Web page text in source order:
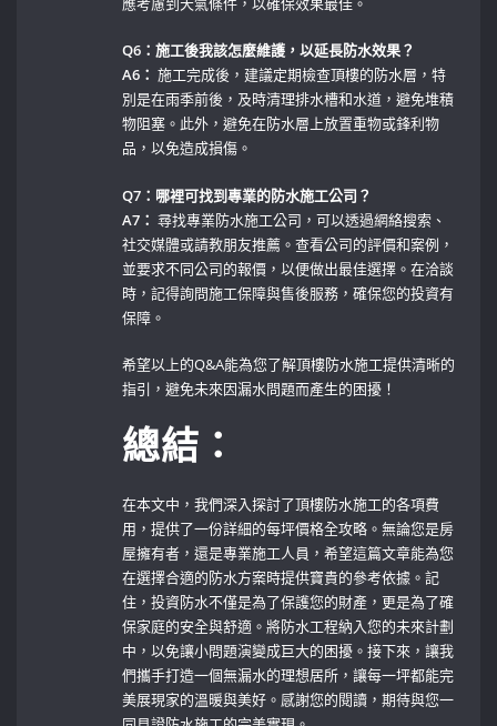
Q6：施工後我該怎麼維護，以延長防水效果？
A6： 施工完成後，建議定期檢查頂樓的防水層，特
別是在雨季前後，及時清理排水槽和水道，避免堆積
物阻塞。此外，避免在防水層上放置重物或鋒利物
品，以免造成損傷。
Q7：哪裡可找到專業的防水施工公司？
A7： 尋找專業防水施工公司，可以透過網絡搜索、
社交媒體或請教朋友推薦。查看公司的評價和案例，
並要求不同公司的報價，以便做出最佳選擇。在洽談
時，記得詢問施工保障與售後服務，確保您的投資有
保障。
希望以上的Q&A能為您了解頂樓防水施工提供清晰的
指引，避免未來因漏水問題而產生的困擾！
總結：
在本文中，我們深入探討了頂樓防水施工的各項費
用，提供了一份詳細的每坪價格全攻略。無論您是房
屋擁有者，還是專業施工人員，希望這篇文章能為您
在選擇合適的防水方案時提供寶貴的參考依據。記
住，投資防水不僅是為了保護您的財產，更是為了確
保家庭的安全與舒適。將防水工程納入您的未來計劃
中，以免讓小問題演變成巨大的困擾。接下來，讓我
們攜手打造一個無漏水的理想居所，讓每一坪都能完
美展現家的溫暖與美好。感謝您的閱讀，期待與您一